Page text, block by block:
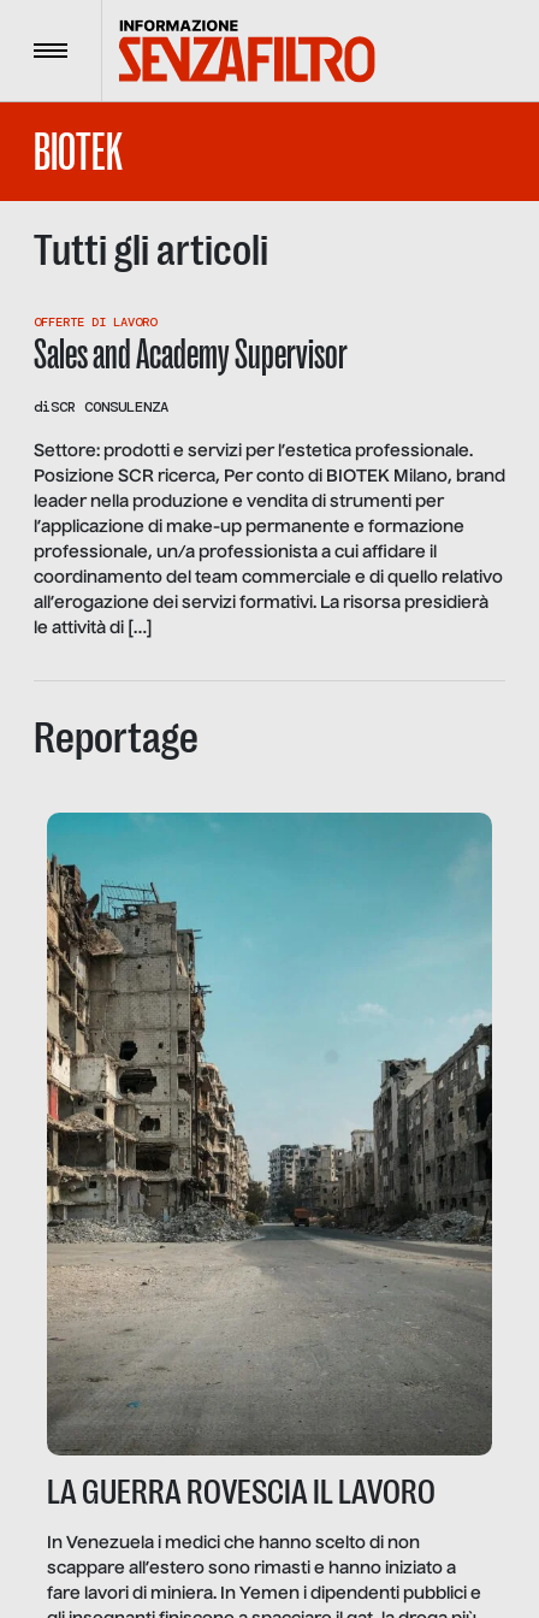
Menu
BIOTEK
Tutti gli articoli
OFFERTE DI LAVORO
Sales and Academy Supervisor
diSCR CONSULENZA
Settore: prodotti e servizi per l’estetica professionale.
Posizione SCR ricerca, Per conto di BIOTEK Milano, brand
leader nella produzione e vendita di strumenti per
l’applicazione di make-up permanente e formazione
professionale, un/a professionista a cui affidare il
coordinamento del team commerciale e di quello relativo
all’erogazione dei servizi formativi. La risorsa presidierà
le attività di […]
Reportage
LA GUERRA ROVESCIA IL LAVORO
In Venezuela i medici che hanno scelto di non
scappare all’estero sono rimasti e hanno iniziato a
fare lavori di miniera. In Yemen i dipendenti pubblici e